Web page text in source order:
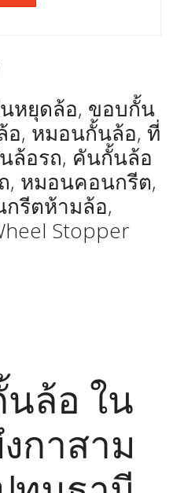
หยุดล้อ, ขอบกั้น
อ, หมอนกั้นล้อ, ที่
ล้อรถ, คันกั้นล้อ
, หมอนคอนกรีต,
รีตห้ามล้อ,
Stopper
นล้อ ใน
กาสาม